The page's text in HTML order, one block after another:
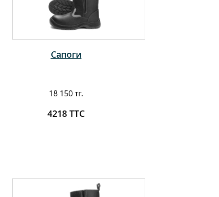
Сапоги
18 150 тг.
4218 ТТС